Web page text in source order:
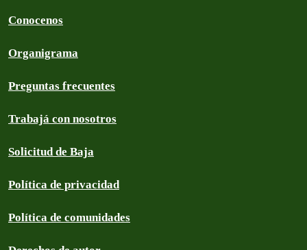
Conocenos
Organigrama
Preguntas frecuentes
Trabajá con nosotros
Solicitud de Baja
Política de privacidad
Política de comunidades